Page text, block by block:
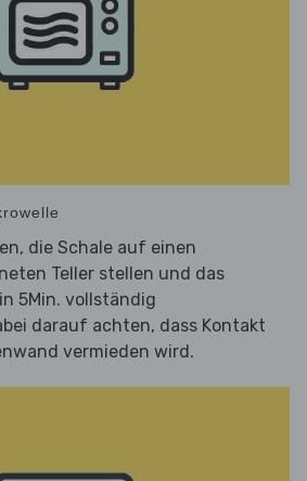
die Schale auf einen
Teller stellen und das
5Min. vollständig
darauf achten, dass Kontakt
vermieden wird.